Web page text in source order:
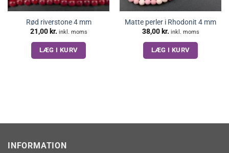
Rød riverstone 4 mm
21,00 kr. inkl. moms
LÆG I KURV
Matte perler i Rhodonit 4 mm
38,00 kr. inkl. moms
LÆG I KURV
INFORMATION